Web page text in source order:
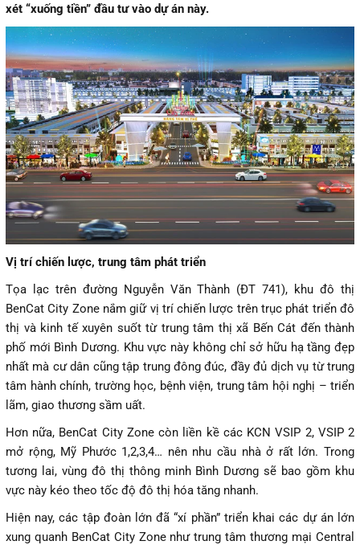
xét “xuống tiền” đầu tư vào dự án này.
Vị trí chiến lược, trung tâm phát triển
Tọa lạc trên đường Nguyễn Văn Thành (ĐT 741), khu đô thị
BenCat City Zone nắm giữ vị trí chiến lược trên trục phát triển đô
thị và kinh tế xuyên suốt từ trung tâm thị xã Bến Cát đến thành
phố mới Bình Dương. Khu vực này không chỉ sở hữu hạ tầng đẹp
nhất mà cư dân cũng tập trung đông đúc, đầy đủ dịch vụ từ trung
tâm hành chính, trường học, bệnh viện, trung tâm hội nghị – triển
lãm, giao thương sầm uất.
Hơn nữa, BenCat City Zone còn liền kề các KCN VSIP 2, VSIP 2
mở rộng, Mỹ Phước 1,2,3,4… nên nhu cầu nhà ở rất lớn. Trong
tương lai, vùng đô thị thông minh Bình Dương sẽ bao gồm khu
vực này kéo theo tốc độ đô thị hóa tăng nhanh.
Hiện nay, các tập đoàn lớn đã “xí phần” triển khai các dự án lớn
xung quanh BenCat City Zone như trung tâm thương mại Central